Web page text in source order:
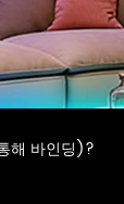
해 바인딩)?